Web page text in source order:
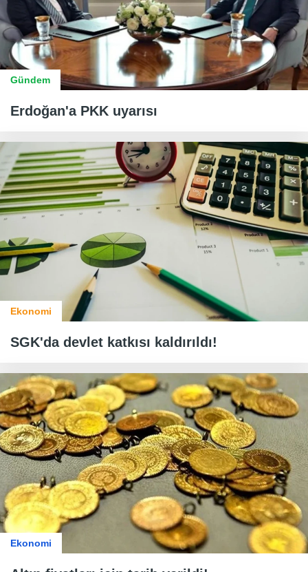
Gündem
Erdoğan'a PKK uyarısı
Ekonomi
SGK'da devlet katkısı kaldırıldı!
Ekonomi